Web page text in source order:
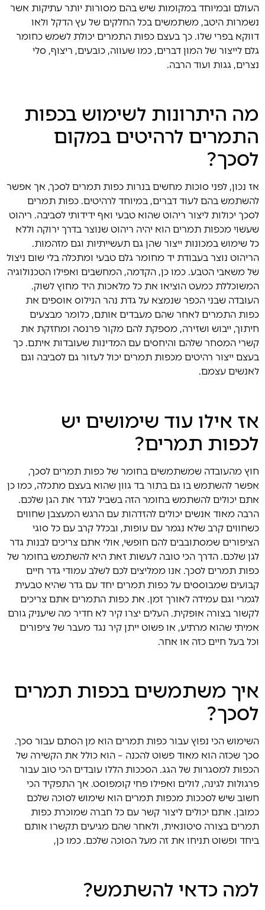
העולם ובמיוחד במקומות שיש בהם מסורות יותר עתיקות אשר
נשמרות היטב, משתמשים בכל החלקים של עץ הדקל ולאו
דווקא בפרי שלו. כך בעצם כפות התמרים יכולת לשמש כחומר
גלם לייצור של המון דברים, כמו שעווה, כובעים, ריצוף, סלי
נצרים, גגות ועוד הרבה.
מה היתרונות לשימוש בכפות
התמרים לרהיטים במקום
לסכך?
אז נכון, לפני סוכות מחשים בנרות כפות תמרים לסכך, אך אפשר
להשתמש בהם לעוד דברים, במיוחד לרהיטים. כפות תמרים
לסכך יכולות ליצור ריהוט שהוא טבעי ואף ידידותי לסביבה. ריהוט
שעשוי מכפות תמרים הוא יהיה ריהוט שנוצר בדרך ירוקה וללא
כל שימוש במכונות ייצור שהן גם תעשייתיות וגם מזהמות.
הריהוט נוצר בעבודת יד מחומר גלם טבעי ומתכלה בלי שום ניצול
של משאבי הטבע. כמו כן, הקדמה, המחשבים ואפילו הטכנולוגיה
המשוכללת כמעט הוציאו את כל מלאכות היד מחוץ לשוק.
העובדה שבני הכפר שנמצא על גדת נהר הנילוס אוספים את
כפות התמרים לאחר שהם מעבדים אותם, כלומר מבצעים
חיתוך, ייבוש ושזירה, מספקת להם מקור פרנסה ומחזקת את
קשרי המסחר שלהם והיחסים עם המדינות שעובדות איתם. כך
בעצם ייצור רהיטים מכפות תמרים יכול לעזור גם לסביבה וגם
לאנשים עצמם.
אז אילו עוד שימושים יש
לכפות תמרים?
חוץ מהעובדה שמשתמשים בחומר של כפות תמרים לסכך,
אפשר להשתמש בו גם בתור בד גוון שהוא בעצם מתכלה, כמו כן
אתם יכולים להשתמש בחומר הזה בשביל לגדר את הגן שלכם.
הרבה מאוד אנשים יכולים להזדהות עם הרגש המעצבן שחווים
כשחווים קרב שלא נגמר עם עופות, ובכלל קרב עם כל סוגי
הציפורים שמסתובבים להם חופשי, אולי אתם צריכים לבנות גדר
לגן שלכם. הדרך הכי טובה לעשות זאת היא להשתמש בחומר של
כפות תמרים לסכך. אנו ממליצים לכם לשלב עמודי גדר חיים
קבועים שמבוססים על כפות תמרים יחד עם גדר שהיא טבעית
לגמרי וגם עמידה לאורך זמן. את כפות התמרים אתם צריכים
לקשור בצורה אופקית. העלים יצרו קיר לא חדיר מה שיעניק גורם
אמיתי שהוא מרתיע, או פשוט ייתן קיר נגד מעבר של ציפורים
וכל בעל חיים כזה או אחר.
איך משתמשים בכפות תמרים
לסכך?
השימוש הכי נפוץ עבור כפות תמרים הוא מן הסתם עבור סכך.
סכך שכזה הוא מאוד פשוט להכנה – הוא כולל את הקשירה של
הכפות למסגרות של הגג. הסככות הללו עובדים הכי טוב עבור
פרגולות לגינה, לולים ואפילו פחי קומפוסט. אך התפקיד הכי
חשוב שיש לסככות מכפות תמרים הוא שימוש לסוכה שלכם
כמובן. אתם יכולים ליצור קשר עם כל חברה שמוכרת כפות
תמרים בצורה סיטונאית, ולאחר שהם מגיעים תקשרו אותם
ביחד ופשוט תניחו את זה מעל הסוכה שלכם. כמו כן,
למה כדאי להשתמש?